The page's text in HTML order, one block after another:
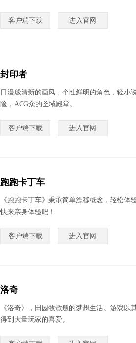
客户端下载 进入官网
封印者
日漫般清新的画风，个性鲜明的角色，轻小
险，ACG众的圣域殿堂。
客户端下载 进入官网
跑跑卡丁车
《跑跑卡丁车》秉承简单漂移概念，轻松
快来亲身体验吧！
客户端下载 进入官网
洛奇
《洛奇》，田园牧歌般的梦想生活。游戏
得到大量玩家的喜爱。